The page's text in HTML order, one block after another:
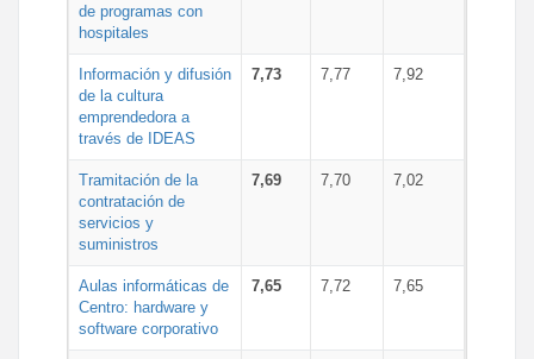
de programas con
hospitales
Información y difusión
de la cultura
emprendedora a
través de IDEAS
7,73 7,77 7,92
Tramitación de la
contratación de
servicios y
suministros
7,69 7,70 7,02
Aulas informáticas de
Centro: hardware y
software corporativo
7,65 7,72 7,65